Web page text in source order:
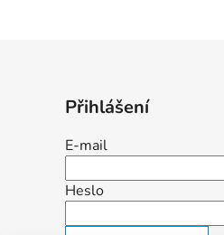
Přihlášení
E-mail
Heslo